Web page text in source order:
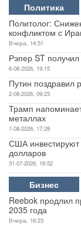
Политика
Политолог:
конфликтом с
Вчера, 14:51
Рэпер ST
6-08-2026, 19:15
Путин поздравил
2-08-2026, 09:23
Трамп
металлах
1-08-2026, 17:28
США
долларов
31-07-2026, 16:52
Бизнес
Reebok продлил
2035 года
Вчера, 16:23